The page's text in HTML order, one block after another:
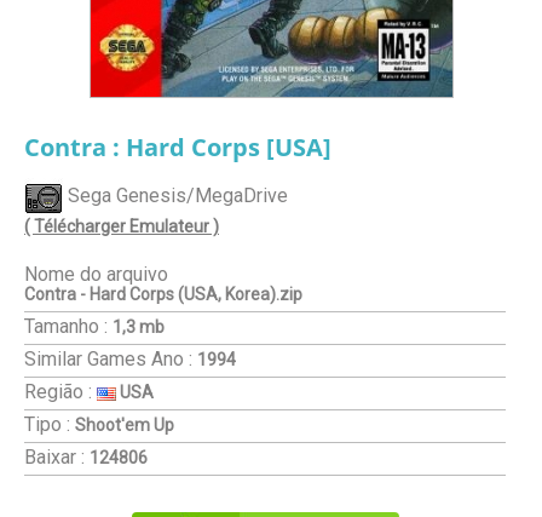
Contra : Hard Corps [USA]
Sega Genesis/MegaDrive
( Télécharger Emulateur )
Nome do arquivo
Contra - Hard Corps (USA, Korea).zip
Tamanho : 1,3 mb
Similar Games Ano : 1994
Região : USA
Tipo : Shoot'em Up
Baixar : 124806